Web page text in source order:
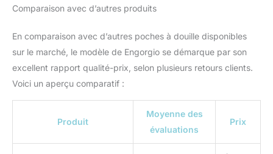
les cupcakes et les
de chocolat ajoutant des
détails fins à vos
desserts.
Comparaison avec d’autres produits
En comparaison avec d’autres poches à douille disponibles
sur le marché, le modèle de Engorgio se démarque par son
excellent rapport qualité-prix, selon plusieurs retours clients.
Voici un aperçu comparatif :
Produit
Moyenne des
évaluations
Prix